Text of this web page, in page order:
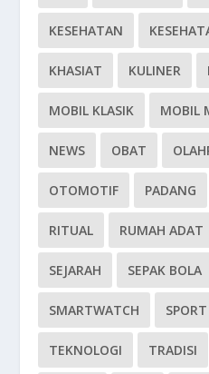
KESEHATAN
KHASIAT KULINER
MOBIL KLASIK MOBIL
NEWS OBAT
OTOMOTIF PADANG
RITUAL RUMAH ADAT
SEJARAH SEPAK BOLA
SMARTWATCH SPORT
TEKNOLOGI TRADISI